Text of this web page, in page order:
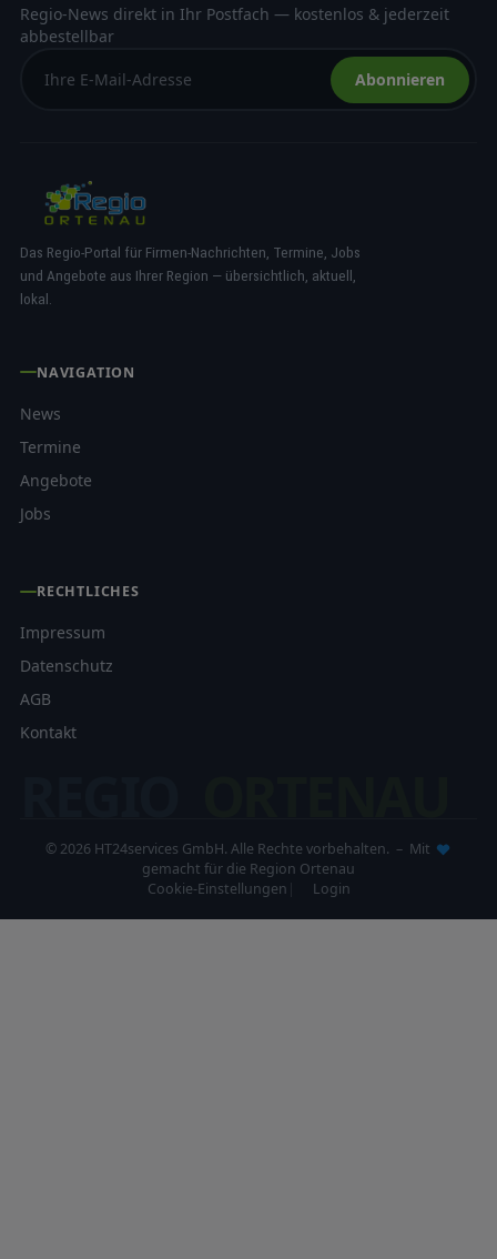
Regio-News direkt in Ihr Postfach — kostenlos & jederzeit
abbestellbar
Abonnieren
Das Regio-Portal für Firmen-Nachrichten, Termine, Jobs
und Angebote aus Ihrer Region — übersichtlich, aktuell,
lokal.
NAVIGATION
News
Termine
Angebote
Jobs
RECHTLICHES
Impressum
Datenschutz
AGB
Kontakt
© 2026 HT24services GmbH. Alle Rechte vorbehalten. – Mit
gemacht für die Region Ortenau
Cookie-Einstellungen
Login